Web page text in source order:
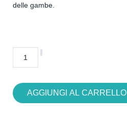
delle gambe.
AGGIUNGI AL CARRELLO